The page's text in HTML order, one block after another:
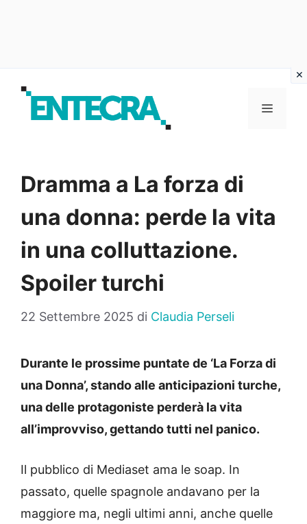
contenuto
MENU
Dramma a La forza di
una donna: perde la vita
in una colluttazione.
Spoiler turchi
22 Settembre 2025 di Claudia Perseli
Durante le prossime puntate de ‘La Forza di
una Donna’, stando alle anticipazioni turche,
una delle protagoniste perderà la vita
all’improvviso, gettando tutti nel panico.
Il pubblico di Mediaset ama le soap. In
passato, quelle spagnole andavano per la
maggiore ma, negli ultimi anni, anche quelle